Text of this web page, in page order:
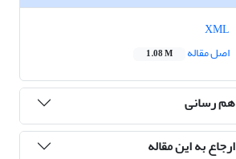
اصل مقاله
1.08 M
هم رسانی
ارجاع به این مقاله